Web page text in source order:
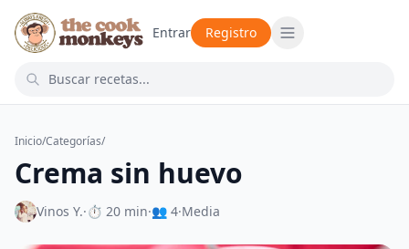
Entrar Registro
Inicio/Categorías/
Crema sin huevo
Vinos Y.·⏱ 20 min·👥 4·Media